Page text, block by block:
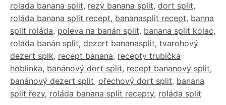
rolada banana split, rezy banana split, dort split,
roláda banana split recept, bananasplit recept, banna
split roláda, poleva na banán split, banana split kolac,
roláda banán split, dezert bananasplit, tvarohový
dezert splk, recept banana, recepty trubička
hoblinka, banánový dort split, recept bananovy split,
banánový dezert split, ořechový dort split, banana
split řezy, roláda banana split recepty, roláda split